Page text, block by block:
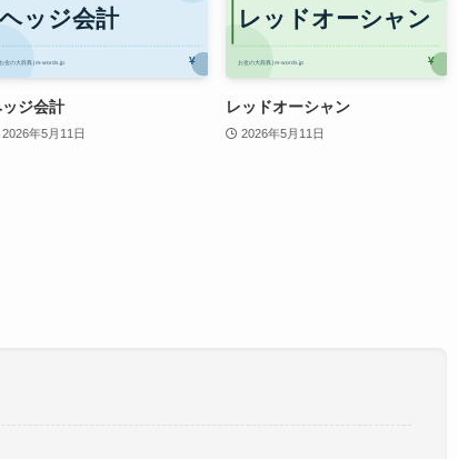
ジ会計
2026年5月11日
レッドオーシャン
2026年5月11日